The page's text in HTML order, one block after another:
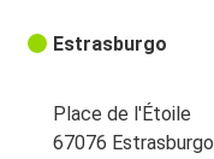
Estrasburgo
Place de l'Étoile
67076 Estrasburgo